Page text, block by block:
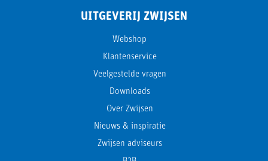
UITGEVERIJ ZWIJSEN
Webshop
Klantenservice
Veelgestelde vragen
Downloads
Over Zwijsen
Nieuws & inspiratie
Zwijsen adviseurs